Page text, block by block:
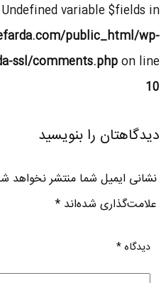
variable $fields in
public_html/wp-
ssl/comments.phpon line
10
دیدگاهتان را بنویسید
نشانی ایمیل شما منتشر نخواهد
علامت‌گذاری شده‌اند*
دیدگاه*